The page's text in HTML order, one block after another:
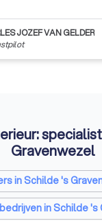
JOZEF VAN GELDER
Gravenwezel
in Schilde 's
in Schilde 's